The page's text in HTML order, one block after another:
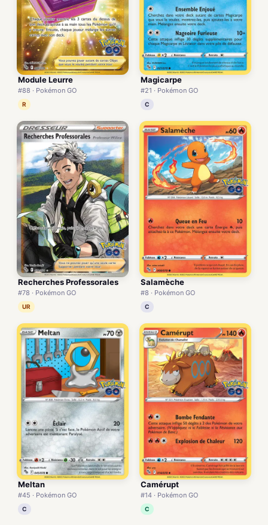
Module Leurre
#88 · Pokémon GO
R
Magicarpe
#21 · Pokémon GO
C
Recherches Professorales
#78 · Pokémon GO
UR
Salamèche
#8 · Pokémon GO
C
Meltan
#45 · Pokémon GO
C
Camérupt
#14 · Pokémon GO
C